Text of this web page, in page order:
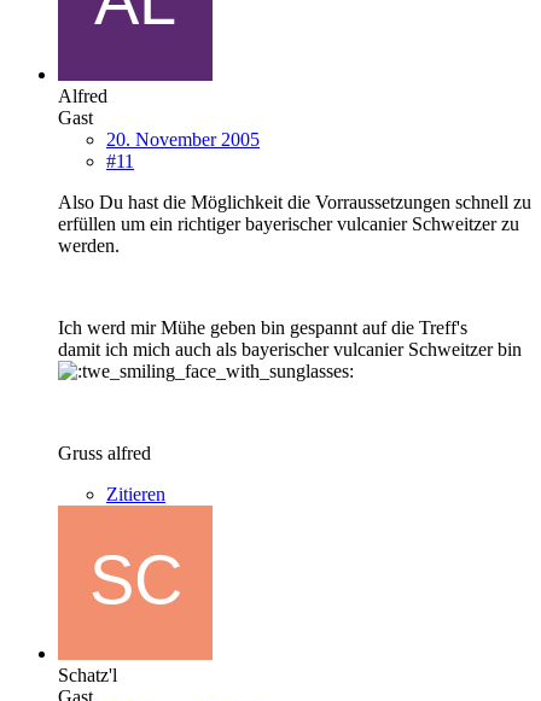
Alfred
Gast
20. November 2005
#11
Also Du hast die Möglichkeit die Vorraussetzungen schnell zu
erfüllen um ein richtiger bayerischer vulcanier Schweitzer zu
werden.
Ich werd mir Mühe geben bin gespannt auf die Treff's
damit ich mich auch als bayerischer vulcanier Schweitzer bin
Gruss alfred
Zitieren
Schatz'l
Gast